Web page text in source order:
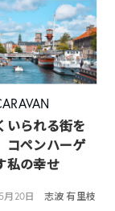
いられる街を
コペンハーゲ
私の幸せ
月20日 志波 有里枝